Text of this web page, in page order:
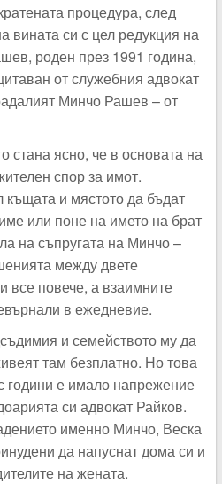
процедура, след
вината си с цел редукция на
роден през 1991 година,
от служебния адвокат
Минчо Рашев – от
стана ясно, че в основата на
спор за имот.
и мястото да бъдат
или поне на името на брат
на съпругата на Минчо –
между двете
все повече, а взаимните
в ежедневие.
и семейството му да
там безплатно. Но това
години е имало напрежение
си адвокат Райков.
именно Минчо, Веска
да напуснат дома си и
на жената.